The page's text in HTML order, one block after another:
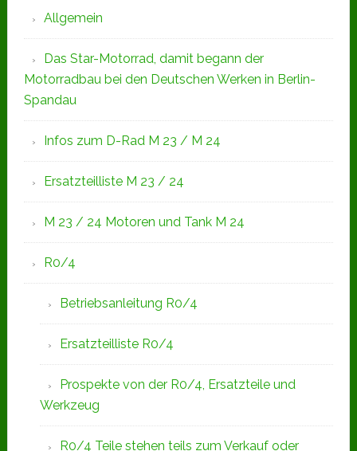
Allgemein
Das Star-Motorrad, damit begann der
Motorradbau bei den Deutschen Werken in Berlin-
Spandau
Infos zum D-Rad M 23 / M 24
Ersatzteilliste M 23 / 24
M 23 / 24 Motoren und Tank M 24
R0/4
Betriebsanleitung R0/4
Ersatzteilliste R0/4
Prospekte von der R0/4, Ersatzteile und
Werkzeug
R0/4 Teile stehen teils zum Verkauf oder